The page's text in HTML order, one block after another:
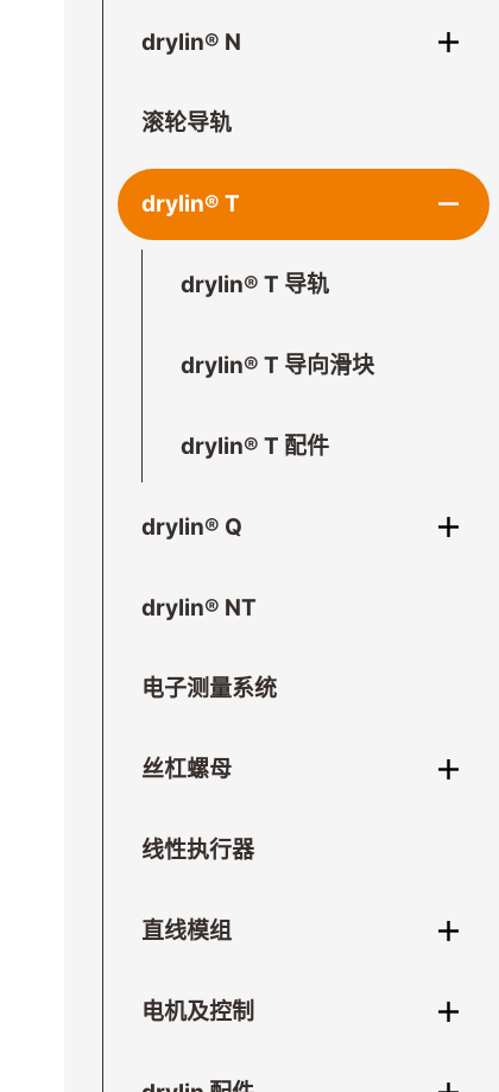
drylin® N
滚轮导轨
drylin® T
drylin® T 导轨
drylin® T 导向滑块
drylin® T 配件
drylin® Q
drylin® NT
电子测量系统
丝杠螺母
线性执行器
直线模组
电机及控制